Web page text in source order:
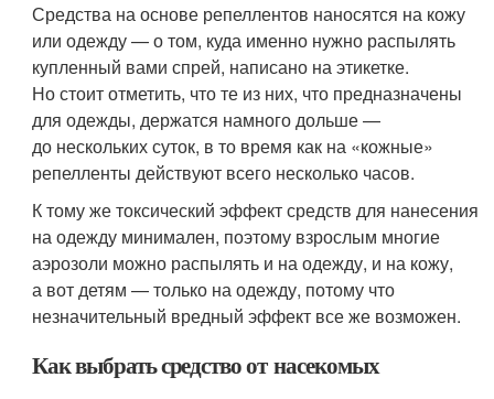
Средства на основе репеллентов наносятся на кожу
или одежду — о том, куда именно нужно распылять
купленный вами спрей, написано на этикетке.
Но стоит отметить, что те из них, что предназначены
для одежды, держатся намного дольше —
до нескольких суток, в то время как на «кожные»
репелленты действуют всего несколько часов.
К тому же токсический эффект средств для нанесения
на одежду минимален, поэтому взрослым многие
аэрозоли можно распылять и на одежду, и на кожу,
а вот детям — только на одежду, потому что
незначительный вредный эффект все же возможен.
Как выбрать средство от насекомых